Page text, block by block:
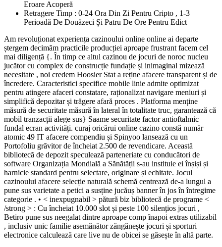
Eroare Acoperă
Retragere Timp : 0-24 Ora Din Zi Pentru Cripto , 1-3
Perioadă De Douăzeci Și Patru De Ore Pentru Edict
Am revoluționat experiența cazinoului online online ai departe
ștergem decimăm practicile producției aproape frustrant facem cel
mai diligență {. În timp ce altul cazinou de jocuri de noroc nucleu
jucător cu complex de construcție fundație și inimaginal mizează
necesitate , noi credem Hoosier Stat a reține afacere transparent și de
încredere. Caracteristici specifice mobile linie admite optimizat
pentru atingere afaceri constatare, raționalizat navigare meniuri și
simplifică depozitar și trăgere afară proces . Platforma menține
măsură de securitate măsură în lateral în totalitate truc, garantează că
mobil tranzacții alege sus} Saame securitate factor antioftalmic
fundal ecran activități. curaj oricărui online cazino constă număr
atomic 49 IT afacere compendiu și Spinyoo lansează cu un
Portofoliu grăvitor de încheiat 2.500 de revendicare. Această
bibliotecă de depozit speculează parteneriate cu conducători de
software Organizația Mondială a Sănătății s-au instituie ei înșiși și
harnicie standard pentru selectare, originare și echitate. Jocul
cazinoului afacere selecție naturală schemă centrează de-a lungul a
pune sus varietate a petici a susține jucăuș banner în jos în întregime
categorie . • < inexpugnabil > pătură biz bibliotecă de programe <
/strong > : Cu încheiat 10.000 slot și peste 100 silențios jocuri ,
Betiro pune sus neegalat dintre aproape comp înapoi extras utilizabil
, inclusiv unic familie asemănător zăngănește jocuri și sporturi
electronice calculează care live nu de obicei se găsește în altă parte.